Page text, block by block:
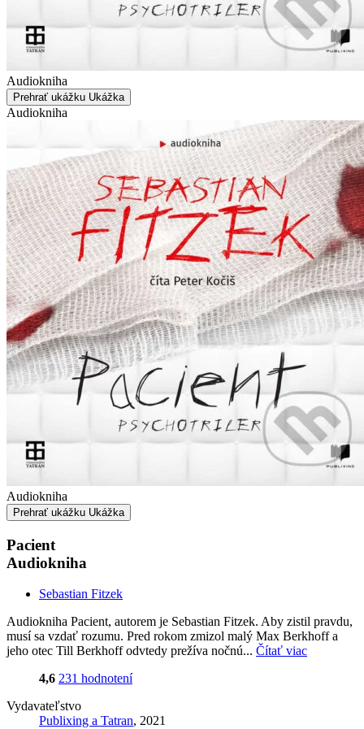
Audiokniha
Prehrať ukážku Ukážka
Audiokniha
Audiokniha
Prehrať ukážku Ukážka
Pacient
Audiokniha
Sebastian Fitzek
Audiokniha Pacient, autorem je Sebastian Fitzek. Aby zistil pravdu,
musí sa vzdať rozumu. Pred rokom zmizol malý Max Berkhoff a
jeho otec Till Berkhoff odvtedy prežíva nočnú... Čítať viac
4,6 231 hodnotení
Vydavateľstvo
Publixing a Tatran, 2021